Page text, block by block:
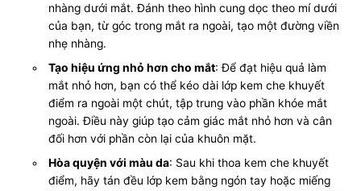
nhàng dưới mắt. Đánh theo hình cung dọc theo mí dưới
của bạn, từ góc trong mắt ra ngoài, tạo một đường viền
nhẹ nhàng.
Tạo hiệu ứng nhỏ hơn cho mắt: Để đạt hiệu quả làm
mắt nhỏ hơn, bạn có thể kéo dài lớp kem che khuyết
điểm ra ngoài một chút, tập trung vào phần khóe mắt
ngoài. Điều này giúp tạo cảm giác mắt nhỏ hơn và cân
đối hơn với phần còn lại của khuôn mặt.
Hòa quyện với màu da: Sau khi thoa kem che khuyết
điểm, hãy tán đều lớp kem bằng ngón tay hoặc miếng